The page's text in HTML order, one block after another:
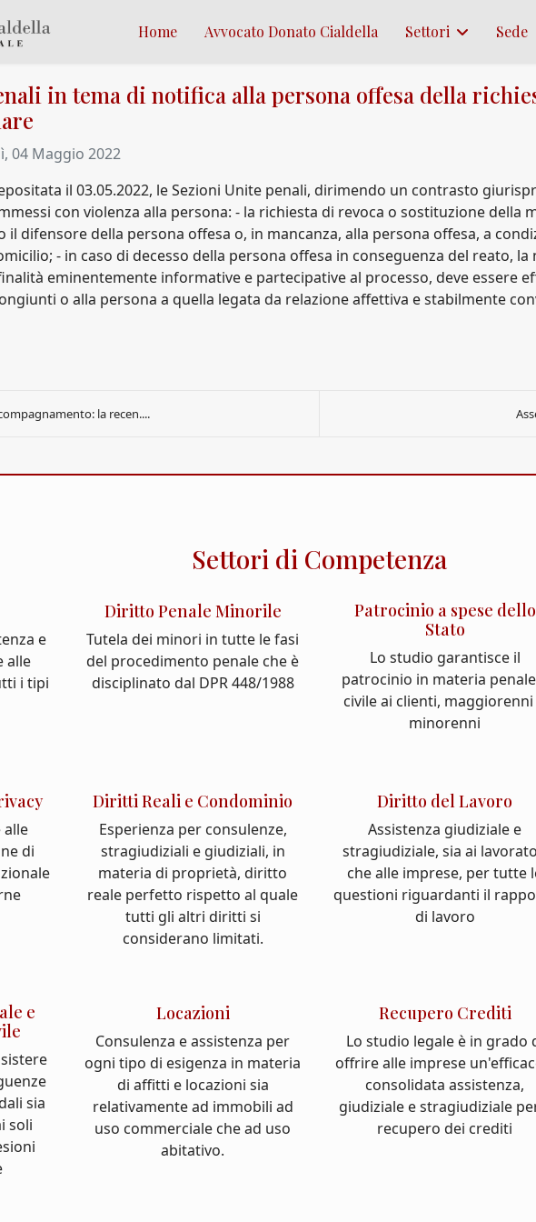
Home Avvocato Donato Cialdella Settori Sede
in tema di notifica alla persona offesa della
04 Maggio 2022
il 03.05.2022, le Sezioni Unite penali, dirimendo un contrasto
con violenza alla persona: - la richiesta di revoca o sostituzione della
il difensore della persona offesa o, in mancanza, alla persona offesa, a
- in caso di decesso della persona offesa in conseguenza del reato,
eminentemente informative e partecipative al processo, deve essere
o alla persona a quella legata da relazione affettiva e stabilmente
la recen....
Settori di Competenza
e
alle
i tipi
Diritto Penale Minorile
Tutela dei minori in tutte le fasi
del procedimento penale che è
disciplinato dal DPR 448/1988
Patrocinio a spese dello
Stato
Lo studio garantisce il
patrocinio in materia
civile ai clienti, maggiorenni
minorenni
alle
di
Diritti Reali e Condominio
Esperienza per consulenze,
stragiudiziali e giudiziali, in
materia di proprietà, diritto
reale perfetto rispetto al quale
tutti gli altri diritti si
considerano limitati.
Diritto del Lavoro
Assistenza giudiziale e
stragiudiziale, sia ai
che alle imprese, per tutte
questioni riguardanti il
di lavoro
e
sia
soli
Locazioni
Consulenza e assistenza per
ogni tipo di esigenza in materia
di affitti e locazioni sia
relativamente ad immobili ad
uso commerciale che ad uso
abitativo.
Recupero Crediti
Lo studio legale è in grado
offrire alle imprese
consolidata assistenza,
giudiziale e stragiudiziale
recupero dei crediti